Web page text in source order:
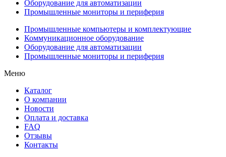
Оборудование для автоматизации
Промышленные мониторы и периферия
Промышленные компьютеры и комплектующие
Коммуникационное оборудование
Оборудование для автоматизации
Промышленные мониторы и периферия
Меню
Каталог
О компании
Новости
Оплата и доставка
FAQ
Отзывы
Контакты